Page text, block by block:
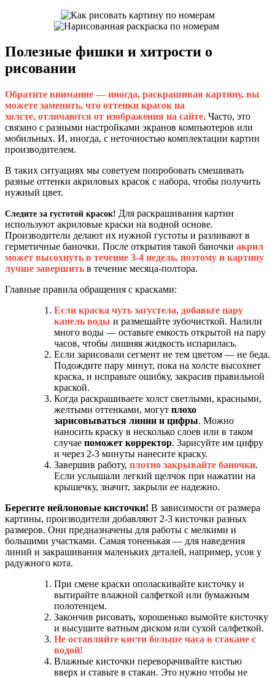
Полезные фишки и хитрости о
рисовании
Обратите внимание — иногда, раскрашивая картину, вы
можете заменить, что оттенки красок на
холсте, отличаются от изображения на сайте. Часто, это
связано с разными настройками экранов компьютеров или
мобильных. И, иногда, с неточностью комплектации картин
производителем.
В таких ситуациях мы советуем попробовать смешивать
разные оттенки акриловых красок с набора, чтобы получить
нужный цвет.
Следите за густотой красок! Для раскрашивания картин
используют акриловые краски на водной основе.
Производители делают их нужной густоты и разливают в
герметичные баночки. После открытия такой баночки акрил
может высохнуть в течение 3-4 недель, поэтому и картину
лучше завершить в течение месяца-полтора.
Главные правила обращения с красками:
Если краска чуть загустела, добавьте пару
капель воды и размешайте зубочисткой. Налили
много воды — оставьте емкость открытой на пару
часов, чтобы лишняя жидкость испарилась.
Если зарисовали сегмент не тем цветом — не беда.
Подождите пару минут, пока на холсте высохнет
краска, и исправьте ошибку, закрасив правильной
краской.
Когда раскрашиваете холст светлыми, красными,
желтыми оттенками, могут плохо
зарисовываться линии и цифры. Можно
наносить краску в несколько слоев или в таком
случае поможет корректор. Зарисуйте им цифру
и через 2-3 минуты нанесите краску.
Завершив работу, плотно закрывайте баночки.
Если услышали легкий щелчок при нажатии на
крышечку, значит, закрыли ее надежно.
Берегите нейлоновые кисточки! В зависимости от размера
картины, производители добавляют 2-3 кисточки разных
размеров. Они предназначены для работы с мелкими и
большими участками. Самая тоненькая — для наведения
линий и закрашивания маленьких деталей, например, усов у
радужного кота.
При смене краски ополаскивайте кисточку и
вытирайте влажной салфеткой или бумажным
полотенцем.
Закончив рисовать, хорошенько вымойте кисточку
и высушите ватным диском или сухой салфеткой.
Не оставляйте кисти больше часа в стакане с
водой!
Влажные кисточки переворачивайте кистью
вверх и ставьте в стакан. Это нужно чтобы не